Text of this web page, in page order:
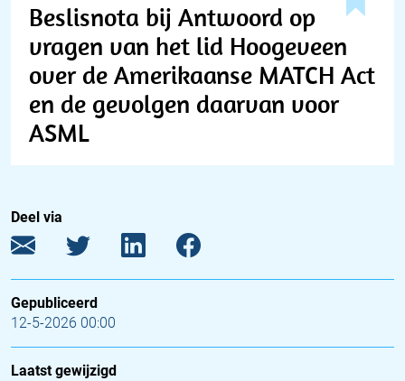
Beslisnota bij Antwoord op
vragen van het lid Hoogeveen
over de Amerikaanse MATCH Act
en de gevolgen daarvan voor
ASML
Deel via
Gepubliceerd
12-5-2026 00:00
Laatst gewijzigd